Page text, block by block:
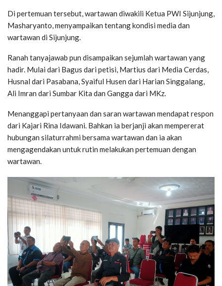
Di pertemuan tersebut, wartawan diwakili Ketua PWI Sijunjung,
Masharyanto, menyampaikan tentang kondisi media dan
wartawan di Sijunjung.
Ranah tanyajawab pun disampaikan sejumlah wartawan yang
hadir. Mulai dari Bagus dari petisi, Martius dari Media Cerdas,
Husnal dari Pasabana, Syaiful Husen dari Harian Singgalang,
Ali Imran dari Sumbar Kita dan Gangga dari MKz.
Menanggapi pertanyaan dan saran wartawan mendapat respon
dari Kajari Rina Idawani. Bahkan ia berjanji akan mempererat
hubungan silaturrahmi bersama wartawan dan ia akan
mengagendakan untuk rutin melakukan pertemuan dengan
wartawan.